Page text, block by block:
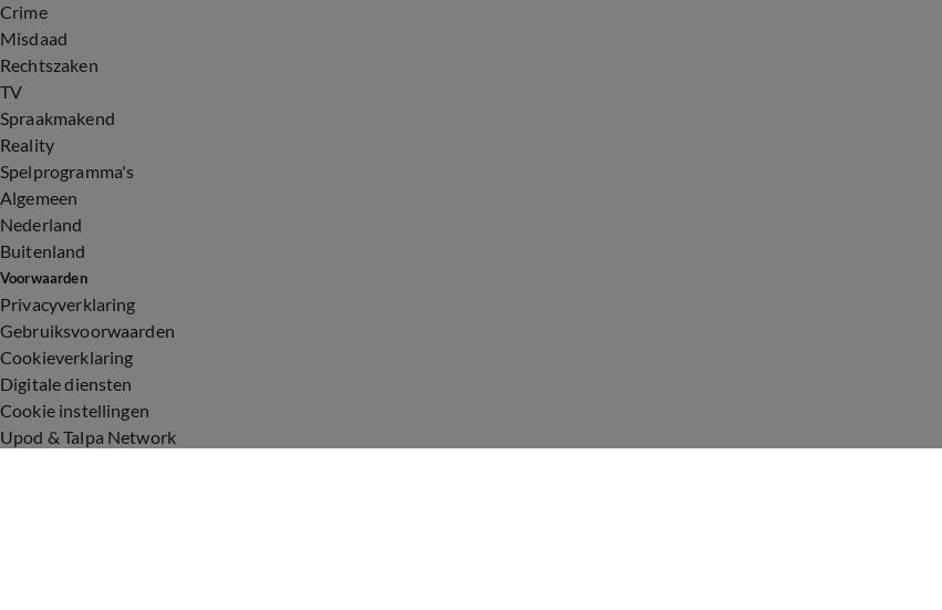
Crime
Misdaad
Rechtszaken
TV
Spraakmakend
Reality
Spelprogramma's
Algemeen
Nederland
Buitenland
Voorwaarden
Privacyverklaring
Gebruiksvoorwaarden
Cookieverklaring
Digitale diensten
Cookie instellingen
Upod & Talpa Network